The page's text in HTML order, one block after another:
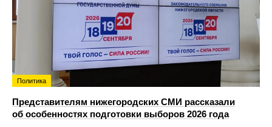
Политика
Представителям нижегородских СМИ рассказали
об особенностях подготовки выборов 2026 года